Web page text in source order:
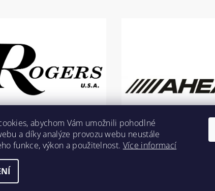
abychom Vám umožnili pohodlné
a díky analýze provozu webu neustále
funkce, výkon a použitelnost. Více informací